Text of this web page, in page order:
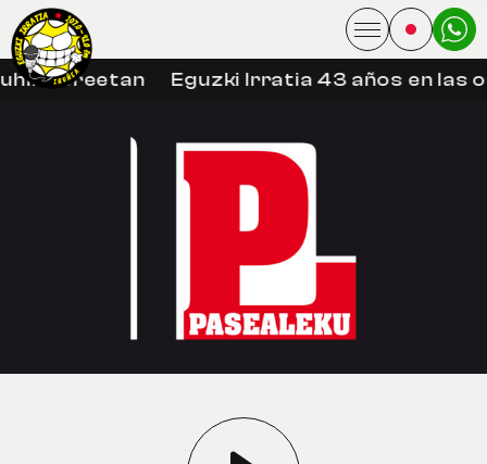
libreetan Eguzki Irratia 43 años en las